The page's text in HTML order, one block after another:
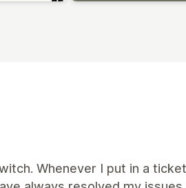
Whenever I put in a